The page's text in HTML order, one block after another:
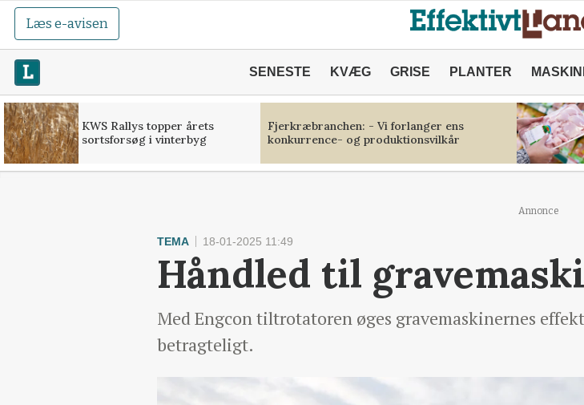
Læs e-avisen
SENESTE KVÆG GRISE PLANTER
KWS Rallys topper årets
sortsforsøg i vinterbyg
Fjerkræbranchen: - Vi forlanger ens
konkurrence- og produktionsvilkår
Annonce
TEMA 18-01-2025 11:49
Håndled til
Med Engcon tiltrotatoren øges gravemaskinernes
betragteligt.